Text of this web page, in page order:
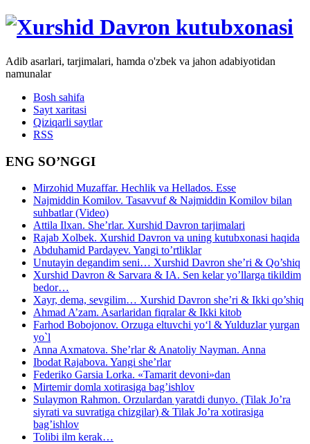
Adib asarlari, tarjimalari, hamda o'zbek va jahon adabiyotidan
namunalar
Bosh sahifa
Sayt xaritasi
Qiziqarli saytlar
RSS
ENG SO’NGGI
Mirzohid Muzaffar. Hechlik va Hellados. Esse
Najmiddin Komilov. Tasavvuf & Najmiddin Komilov bilan
suhbatlar (Video)
Attila Ilxan. She’rlar. Xurshid Davron tarjimalari
Rajab Xolbek. Xurshid Davron va uning kutubxonasi haqida
Abduhamid Pardayev. Yangi to’rtliklar
Unutayin degandim seni… Xurshid Davron she’ri & Qo’shiq
Xurshid Davron & Sarvara & IA. Sen kelar yo’llarga tikildim
bedor…
Xayr, dema, sevgilim… Xurshid Davron she’ri & Ikki qo’shiq
Ahmad A’zam. Asarlaridan fiqralar & Ikki kitob
Farhod Bobojonov. Orzuga eltuvchi yo‘l & Yulduzlar yurgan
yo`l
Anna Axmatova. She’rlar & Anatoliy Nayman. Anna
Ibodat Rajabova. Yangi she’rlar
Federiko Garsia Lorka. «Tamarit devoni»dan
Mirtemir domla xotirasiga bag’ishlov
Sulaymon Rahmon. Orzulardan yaratdi dunyo. (Tilak Jo’ra
siyrati va suvratiga chizgilar) & Tilak Jo’ra xotirasiga
bag’ishlov
Tolibi ilm kerak…